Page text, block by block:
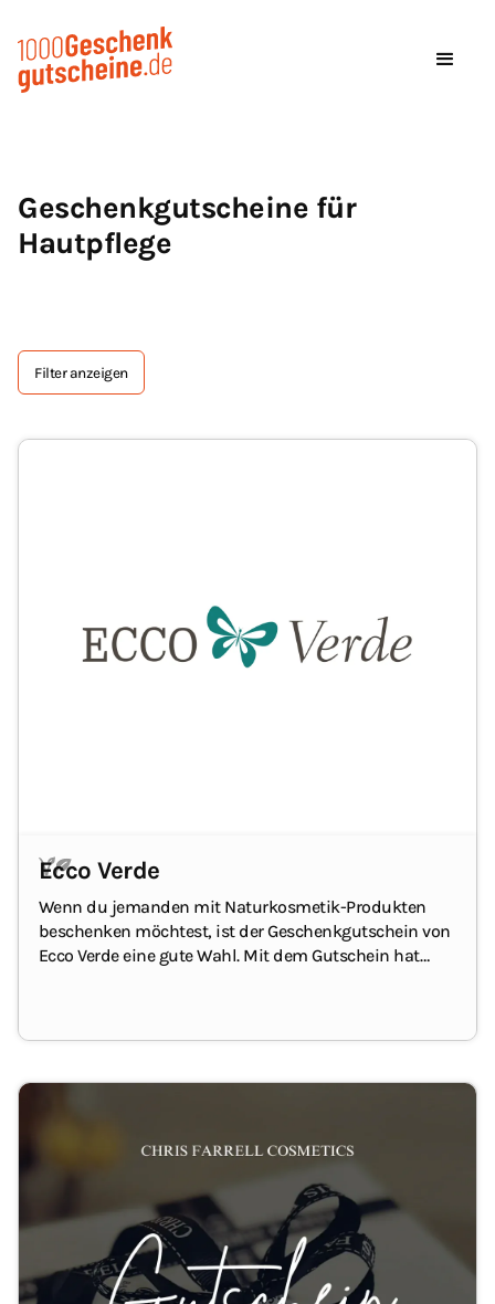
Geschenkgutscheine für
Hautpflege
Filter anzeigen
Ecco Verde
Wenn du jemanden mit Naturkosmetik-Produkten
beschenken möchtest, ist der Geschenkgutschein von
Ecco Verde eine gute Wahl. Mit dem Gutschein hat